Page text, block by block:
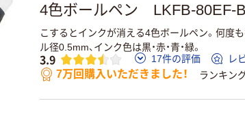
4色ボールペン LKFB-80EF-
こするとインクが消える4色ボールペン。何度
ル径0.5mm、インク色は黒・赤・青・緑。
3.9 17件の評価 レ
7万回購入いただきました！ ランキン